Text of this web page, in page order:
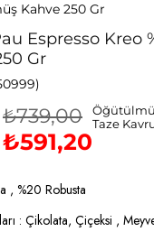
Kahve 250 Gr
Espresso
Gr
₺739,00
₺591,20
, %20 Robusta
: Çikolata, Çiçeksi ,
Taze